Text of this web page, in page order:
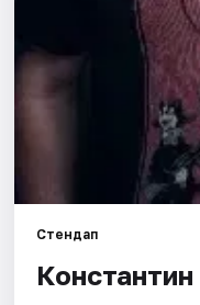
Стендап